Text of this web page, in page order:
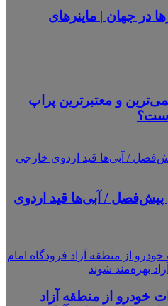
در جهان | ماینرهای
و معتبرترین پراپ
پیش‌فصل / آبی‌ها قید اردوی
خودرو از منطقه آزاد